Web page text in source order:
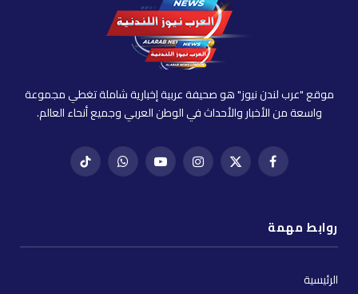
موقع "عرب لندن نيوز" هو صحيفة عربية إخبارية شاملة تغطي مجموعة
واسعة من الأخبار والأحداث في الوطن العربي وجميع أنحاء العالم.
فيسبوكX
إنستغراميوتيوب واتساب تيك
روابط مهمة
الرئيسية